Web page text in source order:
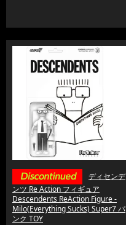
ディセンデ
ンツ Re Action フィギュア
Descendents ReAction Figure -
Milo(Everything Sucks) Super7 パ
ンク TOY